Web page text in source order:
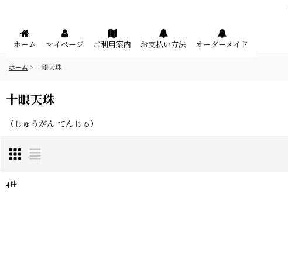
メニュー
ホーム マイページ ご利用案内 お支払い方法 オーダーメイド
ホーム > 十眼天珠
十眼天珠
（じゅうがん てんじゅ）
4件